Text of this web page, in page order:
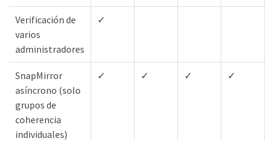
Verificación de
varios
administradores
✓
SnapMirror
asíncrono (solo
grupos de
coherencia
individuales)
✓ ✓ ✓ ✓